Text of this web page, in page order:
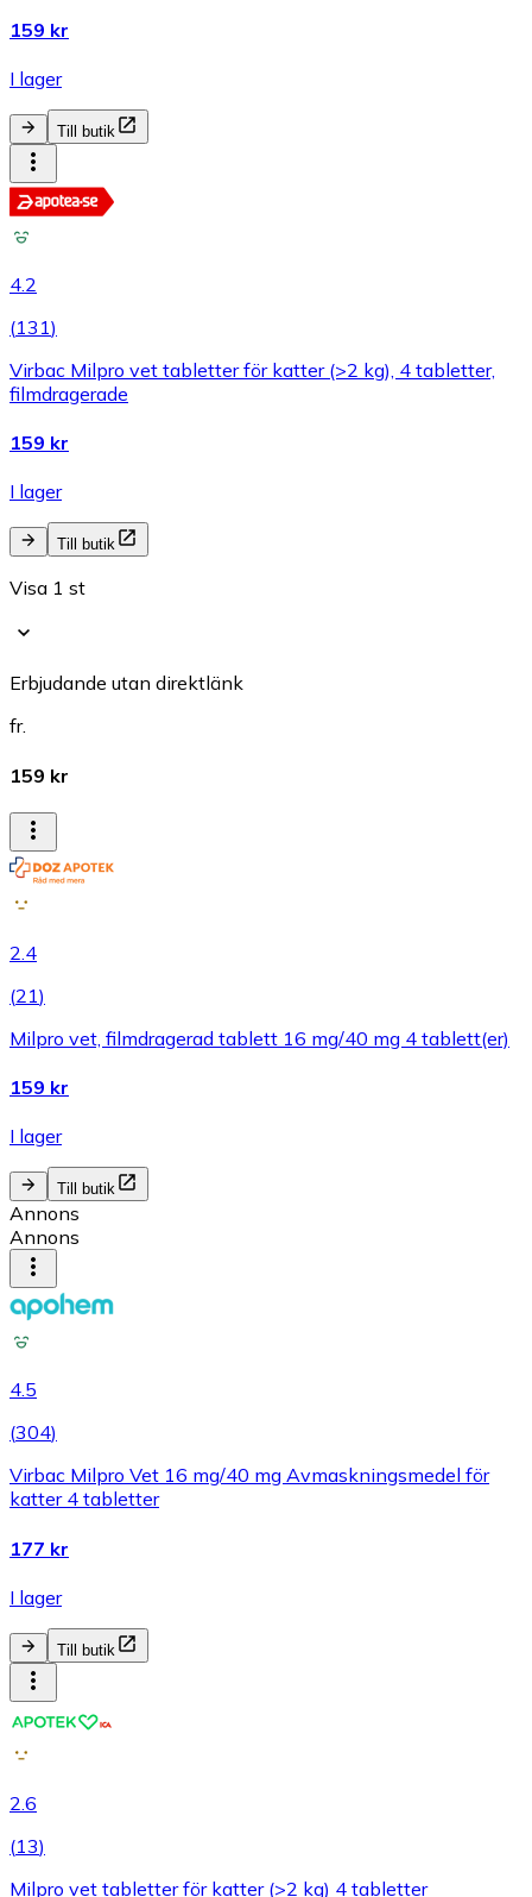
159 kr
I lager
Till butik
4.2
(131)
Virbac Milpro vet tabletter för katter (>2 kg), 4 tabletter,
filmdragerade
159 kr
I lager
Till butik
Visa 1 st
Erbjudande utan direktlänk
fr.
159 kr
2.4
(21)
Milpro vet, filmdragerad tablett 16 mg/40 mg 4 tablett(er)
159 kr
I lager
Till butik
Annons
Annons
4.5
(304)
Virbac Milpro Vet 16 mg/40 mg Avmaskningsmedel för
katter 4 tabletter
177 kr
I lager
Till butik
2.6
(13)
Milpro vet tabletter för katter (>2 kg) 4 tabletter